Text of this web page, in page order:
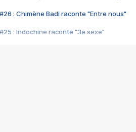
#26 : Chimène Badi raconte "Entre nous"
#25 : Indochine raconte "3e sexe"